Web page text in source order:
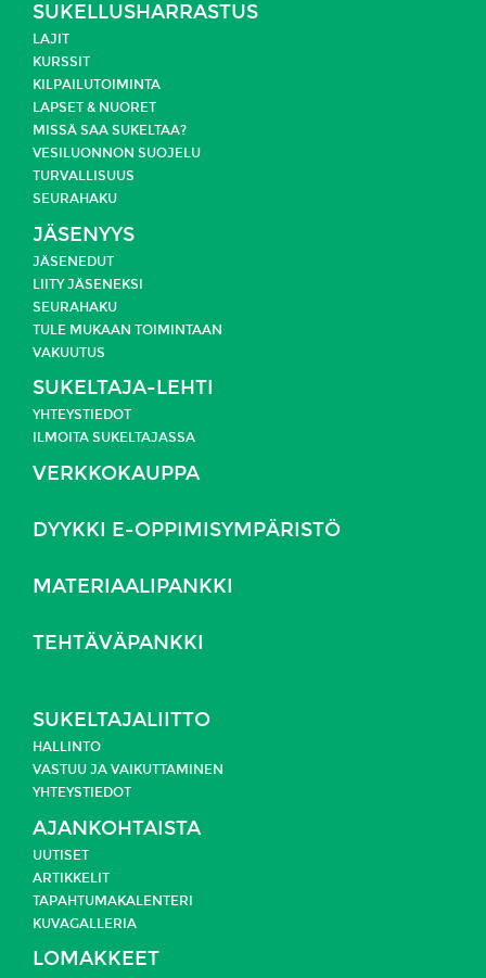
SUKELLUSHARRASTUS
LAJIT
KURSSIT
KILPAILUTOIMINTA
LAPSET & NUORET
MISSÄ SAA SUKELTAA?
VESILUONNON SUOJELU
TURVALLISUUS
SEURAHAKU
JÄSENYYS
JÄSENEDUT
LIITY JÄSENEKSI
SEURAHAKU
TULE MUKAAN TOIMINTAAN
VAKUUTUS
SUKELTAJA-LEHTI
YHTEYSTIEDOT
ILMOITA SUKELTAJASSA
VERKKOKAUPPA
DYYKKI E-OPPIMISYMPÄRISTÖ
MATERIAALIPANKKI
TEHTÄVÄPANKKI
SUKELTAJALIITTO
HALLINTO
VASTUU JA VAIKUTTAMINEN
YHTEYSTIEDOT
AJANKOHTAISTA
UUTISET
ARTIKKELIT
TAPAHTUMAKALENTERI
KUVAGALLERIA
LOMAKKEET